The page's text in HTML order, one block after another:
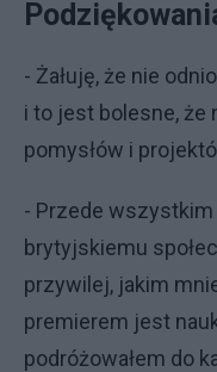
- Żałuję, że nie
i to jest bolesne, że
pomysłów i
- Przede
brytyjskiemu
przywilej, jakim
premierem jest
podróżowałem do